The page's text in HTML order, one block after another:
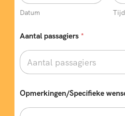
Datum Tijd
Aantal passagiers *
Opmerkingen/Specifieke